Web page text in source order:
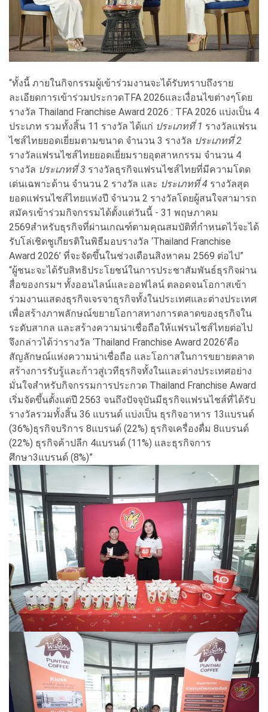
“ทั้งนี้ ภายในกิจกรรมผู้เข้าร่วมงานจะได้รับทราบถึงราย
ละเอียดการเข้าร่วมประกวดTFA 2026และเงื่อนไขต่างๆโดย
รางวัล Thailand Franchise Award 2026 : TFA 2026 แบ่งเป็น 4
ประเภท รวมทั้งสิ้น 11 รางวัล ได้แก่ ประเภทที่ 1 รางวัลแฟรน
ไชส์ไทยยอดเยี่ยมตามขนาด จำนวน 3 รางวัล ประเภทที่ 2
รางวัลแฟรนไชส์ไทยยอดเยี่ยมรายอุตสาหกรรม จำนวน 4
รางวัล ประเภทที่ 3 รางวัลธุรกิจแฟรนไชส์ไทยที่มีความโดด
เด่นเฉพาะด้าน จำนวน 2 รางวัล และ ประเภทที่ 4 รางวัลสุด
ยอดแฟรนไชส์ไทยแห่งปี จำนวน 2 รางวัลโดยผู้สนใจสามารถ
สมัครเข้าร่วมกิจกรรมได้ตั้งแต่วันนี้ - 31 พฤษภาคม
2569สำหรับธุรกิจที่ผ่านเกณฑ์ตามคุณสมบัติที่กำหนดไว้จะได้
รับโล่เชิดชูเกียรติในพิธีมอบรางวัล ‘Thailand Franchise
Award 2026’ ที่จะจัดขึ้นในช่วงเดือนสิงหาคม 2569 ต่อไป”
“ผู้ชนะจะได้รับสิทธิประโยชน์ในการประชาสัมพันธ์ธุรกิจผ่าน
สื่อของกรมฯ ทั้งออนไลน์และออฟไลน์ ตลอดจนโอกาสเข้า
ร่วมงานแสดงธุรกิจเจรจาธุรกิจทั้งในประเทศและต่างประเทศ
เพื่อสร้างภาพลักษณ์ขยายโอกาสทางการตลาดของธุรกิจใน
ระดับสากล และสร้างความน่าเชื่อถือให้แฟรนไชส์ไทยต่อไป
จึงกล่าวได้ว่ารางวัล ‘Thailand Franchise Award 2026’คือ
สัญลักษณ์แห่งความน่าเชื่อถือ และโอกาสในการขยายตลาด
สร้างการรับรู้และก้าวสู่เวทีธุรกิจทั้งในและต่างประเทศอย่าง
มั่นใจสำหรับกิจกรรมการประกวด Thailand Franchise Award
เริ่มจัดขึ้นตั้งแต่ปี 2563 จนถึงปัจจุบันมีธุรกิจแฟรนไชส์ที่ได้รับ
รางวัลรวมทั้งสิ้น 36 แบรนด์ แบ่งเป็น ธุรกิจอาหาร 13แบรนด์
(36%)ธุรกิจบริการ 8แบรนด์ (22%) ธุรกิจเครื่องดื่ม 8แบรนด์
(22%) ธุรกิจค้าปลีก 4แบรนด์ (11%) และธุรกิจการ
ศึกษา3แบรนด์ (8%)”